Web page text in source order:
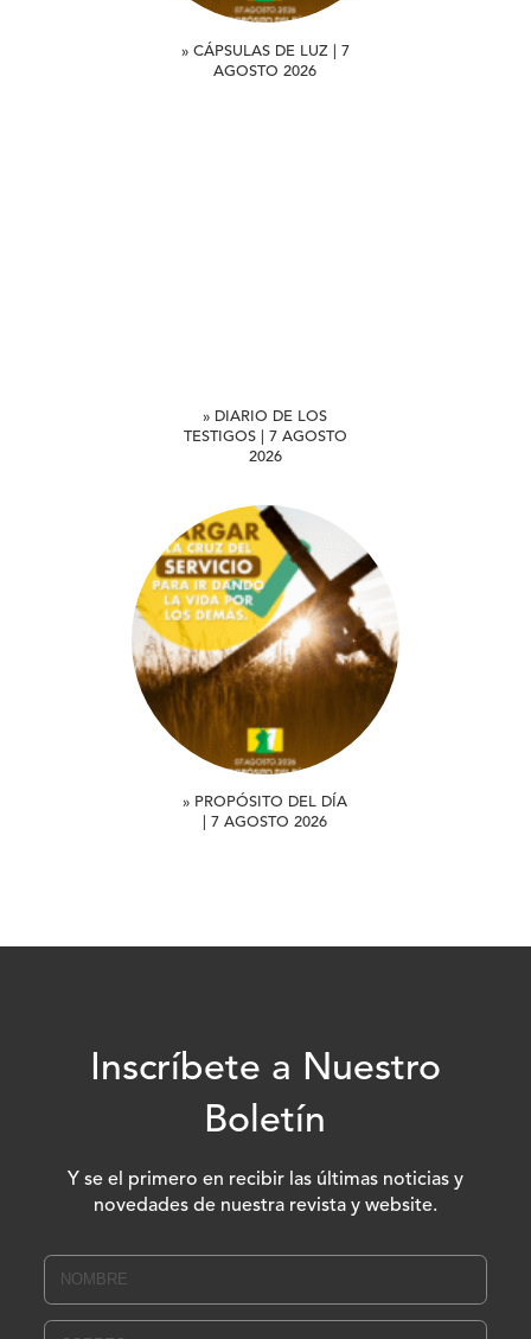
» CÁPSULAS DE LUZ | 7
AGOSTO 2026
» DIARIO DE LOS
TESTIGOS | 7 AGOSTO
2026
» PROPÓSITO DEL DÍA
| 7 AGOSTO 2026
Inscríbete a Nuestro
Boletín
Y se el primero en recibir las últimas noticias y
novedades de nuestra revista y website.